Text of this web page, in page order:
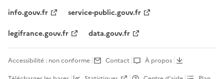
info.gouv.fr
service-public.gouv.fr
legifrance.gouv.fr
data.gouv.fr
Accessibilité : non conforme Contact
À propos